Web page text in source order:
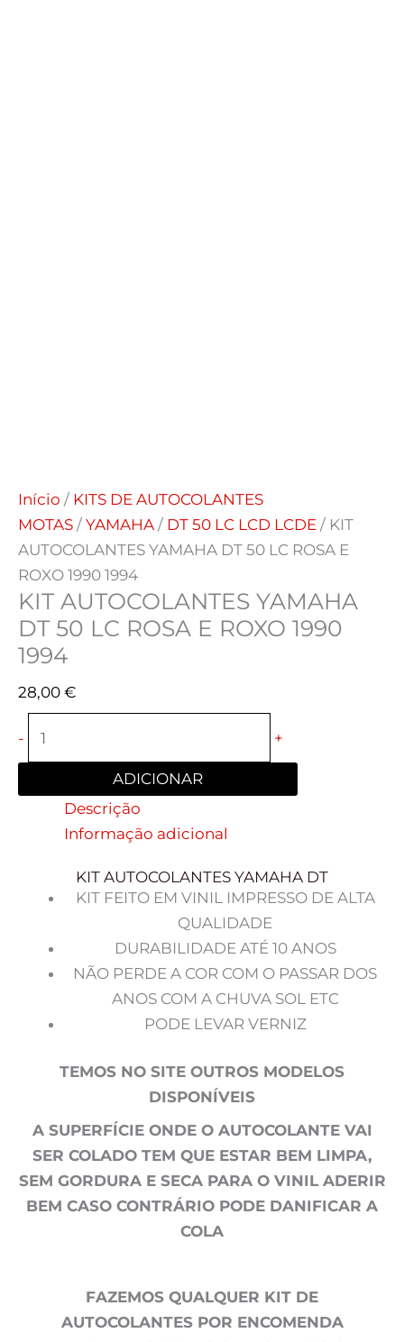
Início / KITS DE AUTOCOLANTES
MOTAS / YAMAHA / DT 50 LC LCD LCDE / KIT
AUTOCOLANTES YAMAHA DT 50 LC ROSA E
ROXO 1990 1994
KIT AUTOCOLANTES YAMAHA
DT 50 LC ROSA E ROXO 1990
1994
28,00 €
- +
ADICIONAR
Descrição
Informação adicional
KIT AUTOCOLANTES YAMAHA DT
KIT FEITO EM VINIL IMPRESSO DE ALTA
QUALIDADE
DURABILIDADE ATÉ 10 ANOS
NÃO PERDE A COR COM O PASSAR DOS
ANOS COM A CHUVA SOL ETC
PODE LEVAR VERNIZ
TEMOS NO SITE OUTROS MODELOS
DISPONÍVEIS
A SUPERFÍCIE ONDE O AUTOCOLANTE VAI
SER COLADO TEM QUE ESTAR BEM LIMPA,
SEM GORDURA E SECA PARA O VINIL ADERIR
BEM CASO CONTRÁRIO PODE DANIFICAR A
COLA
FAZEMOS QUALQUER KIT DE
AUTOCOLANTES POR ENCOMENDA